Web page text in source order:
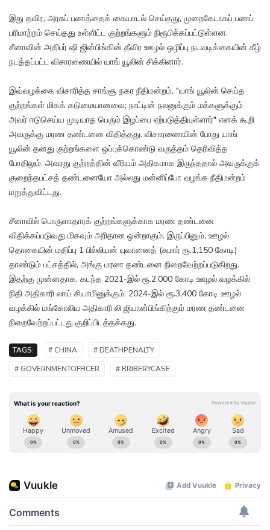
இது தவிர, அரசுப் பணத்தைக் கையாடல் செய்தது, முறைகேடாகப் பணப்
பரிமாற்றம் செய்தது உள்ளிட்ட குற்றங்களும் நிரூபிக்கப்பட்டுள்ளன.
சீனாவின் அதிபர் ஷி ஜின்பிங்கின் தீவிர ஊழல் ஒழிப்பு நடவடிக்கையின் கீழ்
நடத்தப்பட்ட விசாரணையில் யாங் யூலின் சிக்கினார்.
இவ்வழக்கை விசாரித்த சாங்சூ நகர நீதிமன்றம், "யாங் யூலின் செய்த
குற்றங்கள் மிகக் கடுமையானவை; நாட்டின் நலனுக்கும் மக்களுக்கும்
அவர் ஈடுசெய்ய முடியாத பெரும் இழப்பை ஏற்படுத்தியுள்ளார்" எனக் கூறி
அவருக்கு மரண தண்டனை விதித்தது. விசாரணையின் போது யாங்
யூலின் தனது குற்றங்களை ஒப்புக்கொண்டு வருத்தம் தெரிவித்த
போதிலும், அவரது குற்றத்தின் வீரியம் அதிகமாக இருந்ததால் அவருக்குக்
குறைந்தபட்சத் தண்டனையோ அல்லது மன்னிப்போ வழங்க நீதிமன்றம்
மறுத்துவிட்டது.
சீனாவில் பொருளாதாரக் குற்றங்களுக்காக மரண தண்டனை
விதிக்கப்படுவது மிகவும் அரிதான ஒன்றாகும். இருப்பினும், ஊழல்
தொகையின் மதிப்பு 1 பில்லியன் யுவானைத் (சுமார் ரூ.1,150 கோடி)
தாண்டும் பட்சத்தில், அங்கு மரண தண்டனை நிறைவேற்றப்படுகிறது.
இதற்கு முன்னதாக, கடந்த 2021-இல் ரூ.2,000 கோடி ஊழல் வழக்கில்
நிதி அதிகாரி லாய் சியாமினுக்கும், 2024-இல் ரூ.3,400 கோடி ஊழல்
வழக்கில் மங்கோலிய அதிகாரி லி ஜியான்பிங்கிற்கும் மரண தண்டனை
நிறைவேற்றப்பட்டது குறிப்பிடத்தக்கது.
TAGS: # CHINA
# DEATHPENALTY
# GOVERNMENTOFFICER
# BRIBERYCASE